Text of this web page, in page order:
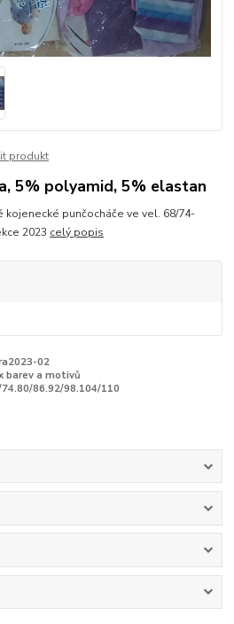
produkt
5% polyamid, 5% elastan
kojenecké punčocháče ve vel. 68/74-
2023 celý popis
02
barev a motivů
86.92/98.104/110